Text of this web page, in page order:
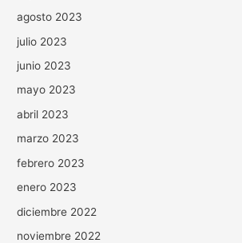
agosto 2023
julio 2023
junio 2023
mayo 2023
abril 2023
marzo 2023
febrero 2023
enero 2023
diciembre 2022
noviembre 2022